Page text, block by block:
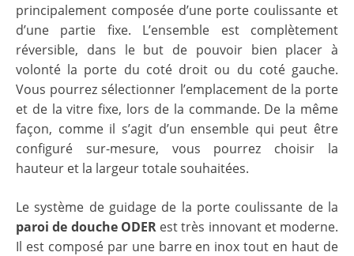
principalement composée d’une porte coulissante et
d’une partie fixe. L’ensemble est complètement
réversible, dans le but de pouvoir bien placer à
volonté la porte du coté droit ou du coté gauche.
Vous pourrez sélectionner l’emplacement de la porte
et de la vitre fixe, lors de la commande. De la même
façon, comme il s’agit d’un ensemble qui peut être
configuré sur-mesure, vous pourrez choisir la
hauteur et la largeur totale souhaitées.
Le système de guidage de la porte coulissante de la
paroi de douche ODERest très innovant et moderne.
Il est composé par une barre en inox tout en haut de